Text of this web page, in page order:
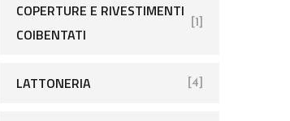
COPERTURE E RIVESTIMENTI
COIBENTATI
[1]
LATTONERIA [4]